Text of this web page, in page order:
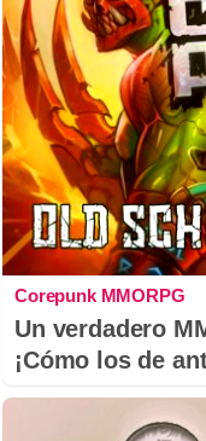
Corepunk MMORPG
Un verdadero
¡Cómo los de